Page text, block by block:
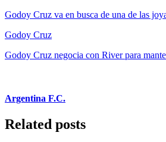
Godoy Cruz va en busca de una de las
Godoy Cruz
Godoy Cruz negocia con River para
Argentina F.C.
Related posts